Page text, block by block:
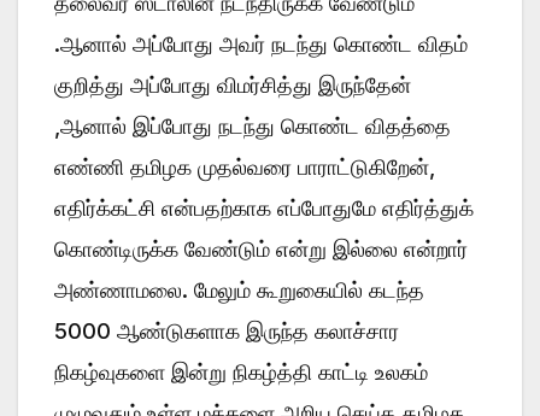
.ஆனால் அப்போது அவர் நடந்து கொண்ட விதம்
குறித்து அப்போது விமர்சித்து இருந்தேன்
,ஆனால் இப்போது நடந்து கொண்ட விதத்தை
எண்ணி தமிழக முதல்வரை பாராட்டுகிறேன்,
எதிர்க்கட்சி என்பதற்காக எப்போதுமே எதிர்த்துக்
கொண்டிருக்க வேண்டும் என்று இல்லை என்றார்
அண்ணாமலை. மேலும் கூறுகையில் கடந்த
5000 ஆண்டுகளாக இருந்த கலாச்சார
நிகழ்வுகளை இன்று நிகழ்த்தி காட்டி உலகம்